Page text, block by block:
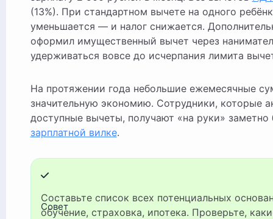
(13%). При стандартном вычете на одного
уменьшается — и налог снижается.
оформил имущественный вычет через
удерживаться вовсе до исчерпания лимита
На протяжении года небольшие ежемесячные
значительную экономию. Сотрудники, которые
доступные вычеты, получают «на руки»
зарплатной вилке.
Совет
Составьте список всех потенциальных оснований для вычета: дети,
обучение, страховка, ипотека. Проверьте,